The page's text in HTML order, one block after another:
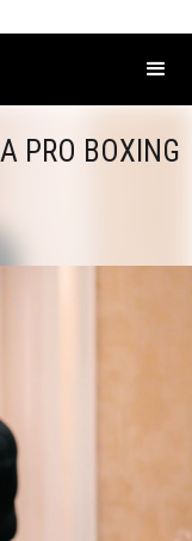
PRO BOXING